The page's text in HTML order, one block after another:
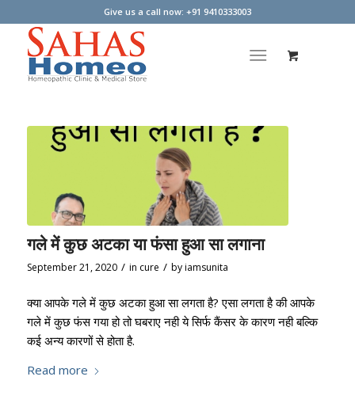
Give us a call now: +91 9410333003
गले में कुछ अटका या फंसा हुआ सा लगाना
September 21, 2020 / in cure / byiamsunita
क्या आपके गले में कुछ अटका हुआ सा लगता है? एसा लगता है की आपके
गले में कुछ फंस गया हो तो घबराए नही ये सिर्फ कैंसर के कारण नही बल्कि
कई अन्य कारणों से होता है.
Read more